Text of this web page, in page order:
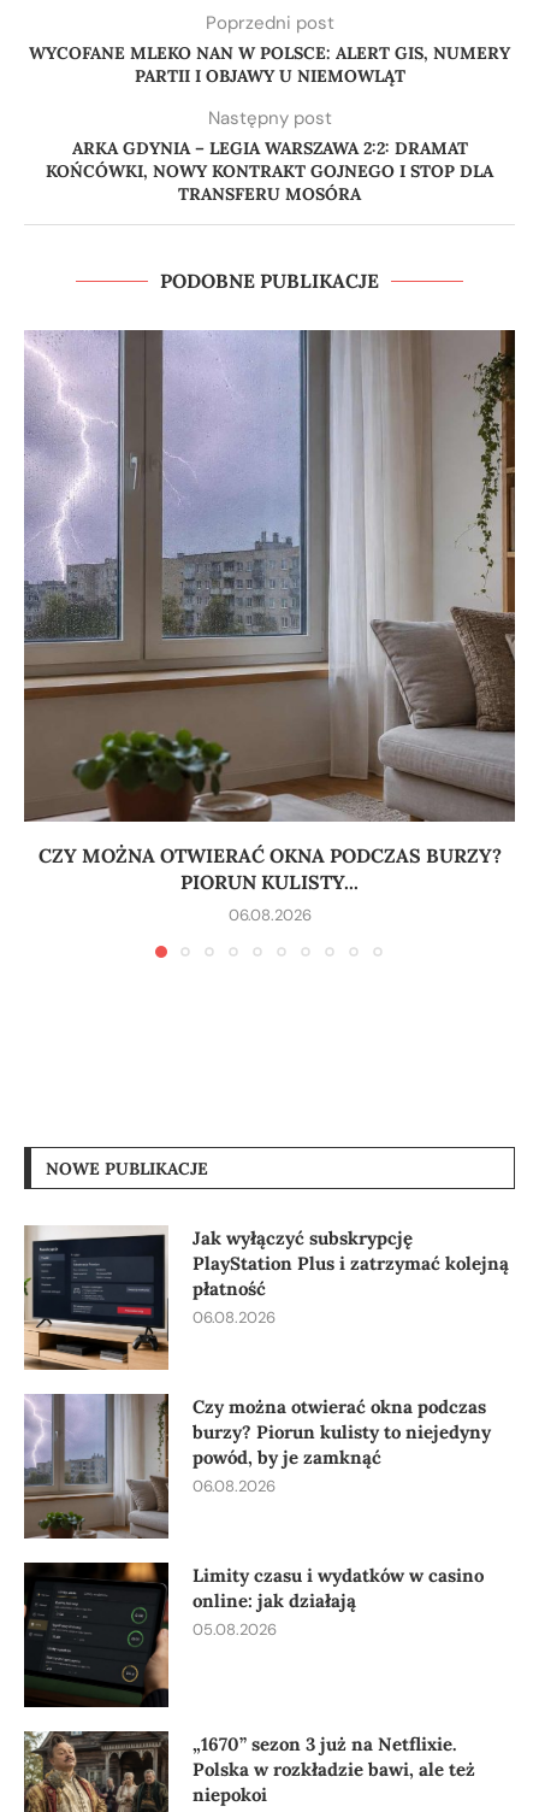
Poprzedni post
WYCOFANE MLEKO NAN W POLSCE: ALERT GIS, NUMERY
PARTII I OBJAWY U NIEMOWLĄT
Następny post
ARKA GDYNIA – LEGIA WARSZAWA 2:2: DRAMAT
KOŃCÓWKI, NOWY KONTRAKT GOJNEGO I STOP DLA
TRANSFERU MOSÓRA
PODOBNE PUBLIKACJE
CZY MOŻNA OTWIERAĆ OKNA PODCZAS BURZY?
PIORUN KULISTY...
06.08.2026
NOWE PUBLIKACJE
Jak wyłączyć subskrypcję
PlayStation Plus i zatrzymać kolejną
płatność
06.08.2026
Czy można otwierać okna podczas
burzy? Piorun kulisty to niejedyny
powód, by je zamknąć
06.08.2026
Limity czasu i wydatków w casino
online: jak działają
05.08.2026
„1670” sezon 3 już na Netflixie.
Polska w rozkładzie bawi, ale też
niepokoi